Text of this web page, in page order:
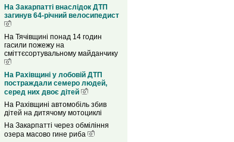
На Закарпатті внаслідок ДТП
загинув 64-річний велосипедист
На Тячівщині понад 14 годин
гасили пожежу на
сміттєсортувальному майданчику
На Рахівщині у лобовій ДТП
постраждали семеро людей,
серед них двоє дітей
На Рахівщині автомобіль збив
дітей на дитячому мотоциклі
На Закарпатті через обміління
озера масово гине риба